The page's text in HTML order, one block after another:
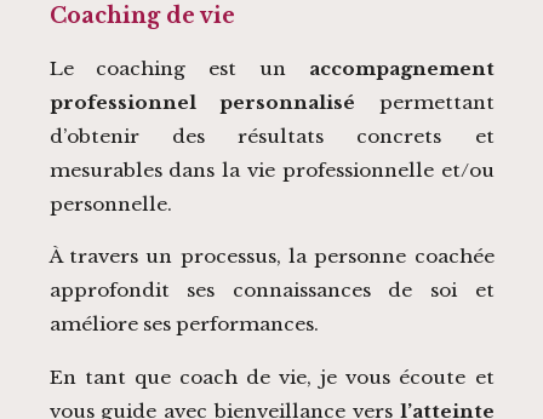
Coaching de vie
Le coaching est un accompagnement
professionnel personnalisé permettant
d’obtenir des résultats concrets et
mesurables dans la vie professionnelle et/ou
personnelle.
À travers un processus, la personne coachée
approfondit ses connaissances de soi et
améliore ses performances.
En tant que coach de vie, je vous écoute et
vous guide avec bienveillance vers l’atteinte